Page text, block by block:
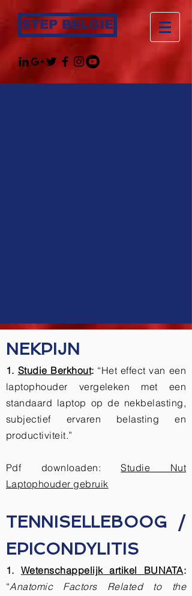
STEP BELGIE
NEKPIJN
1. Studie Berkhout: “Het effect van een
laptophouder vergeleken met een
standaard laptop op de nekbelasting,
subjectief ervaren belasting en
productiviteit.”
Pdf downloaden:Studie Nut
Laptophouder gebruik
TENNISELLEBOOG /
EPICONDYLITIS
1. Wetenschappelijk artikel BUNATA:
“Anatomic Factors Related to the